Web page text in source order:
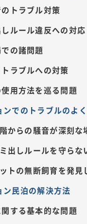
トラブル対策
ルール違反への対応
の諸問題
ラブルへの対策
用方法を巡る問題
ンでのトラブルのよ
からの騒音が深刻な
出しルールを守らな
トの無断飼育を発見
ン民泊の解決方法
する基本的な問題